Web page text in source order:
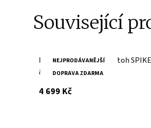
Související
NEJPRODÁVANĚJŠÍ
DOPRAVA ZDARMA
Hnědá kožená taška/batoh
& SPARROW
4 699 Kčs DPH